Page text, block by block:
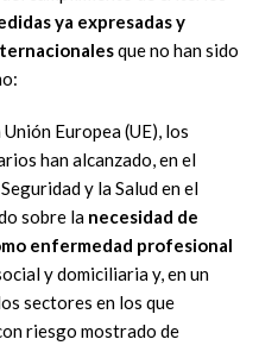
ya expresadas y
que no han sido
Europea (UE), los
han alcanzado, en el
y la Salud en el
sobre la necesidad de
enfermedad profesional
y domiciliaria y, en un
sectores en los que
riesgo mostrado de